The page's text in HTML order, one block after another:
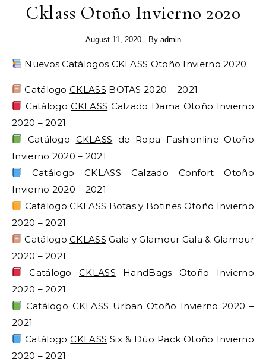
Cklass Otoño Invierno 2020
August 11, 2020 - By admin
Nuevos Catálogos CKLASS Otoño Invierno 2020
CatálogoCKLASS BOTAS 2020 – 2021
CatálogoCKLASS Calzado Dama Otoño Invierno
2020 – 2021
Catálogo CKLASS de Ropa Fashionline Otoño
Invierno 2020 – 2021
CatálogoCKLASS Calzado Confort Otoño
Invierno 2020 – 2021
CatálogoCKLASS Botas y Botines Otoño Invierno
2020 – 2021
CatálogoCKLASS Gala y Glamour Gala & Glamour
2020 – 2021
CatálogoCKLASS HandBags Otoño Invierno
2020 – 2021
Catálogo CKLASS Urban Otoño Invierno 2020 –
2021
CatálogoCKLASS Six & Dúo Pack Otoño Invierno
2020 – 2021